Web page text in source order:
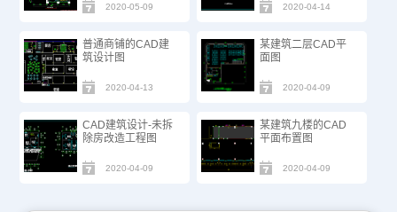
2020-05-09 2020-04-14
普通商铺的CAD建
筑设计图
2020-04-13
某建筑二层CAD平
面图
2020-04-09
CAD建筑设计-未拆
除房改造工程图
2020-04-09
某建筑九楼的CAD
平面布置图
2020-04-09